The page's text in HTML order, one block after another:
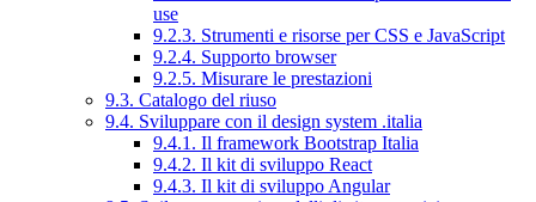
use
9.2.3. Strumenti e risorse per CSS e JavaScript
9.2.4. Supporto browser
9.2.5. Misurare le prestazioni
9.3. Catalogo del riuso
9.4. Sviluppare con il design system .italia
9.4.1. Il framework Bootstrap Italia
9.4.2. Il kit di sviluppo React
9.4.3. Il kit di sviluppo Angular